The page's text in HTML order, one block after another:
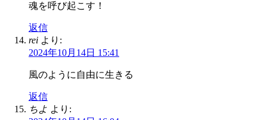
魂を呼び起こす！
返信
rei より:
2024年10月14日 15:41
風のように自由に生きる
返信
ちよ より: